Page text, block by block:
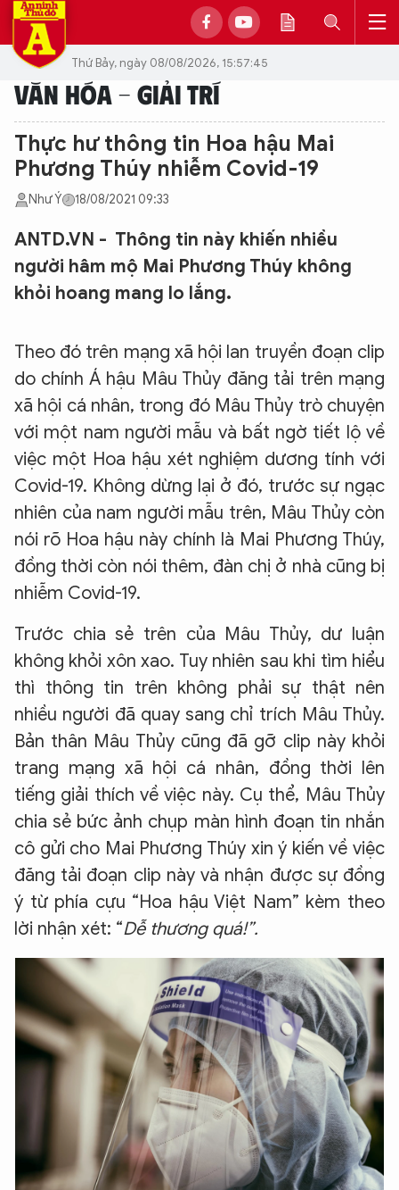
Thứ Bảy, ngày 08/08/2026, 15:57:45
VĂN HÓA - GIẢI TRÍ
Thực hư thông tin Hoa hậu Mai
Phương Thúy nhiễm Covid-19
Như Ý 18/08/2021 09:33
ANTD.VN - Thông tin này khiến nhiều
người hâm mộ Mai Phương Thúy không
khỏi hoang mang lo lắng.
Theo đó trên mạng xã hội lan truyền đoạn clip
do chính Á hậu Mâu Thủy đăng tải trên mạng
xã hội cá nhân, trong đó Mâu Thủy trò chuyện
với một nam người mẫu và bất ngờ tiết lộ về
việc một Hoa hậu xét nghiệm dương tính với
Covid-19. Không dừng lại ở đó, trước sự ngạc
nhiên của nam người mẫu trên, Mâu Thủy còn
nói rõ Hoa hậu này chính là Mai Phương Thúy,
đồng thời còn nói thêm, đàn chị ở nhà cũng bị
nhiễm Covid-19.
Trước chia sẻ trên của Mâu Thủy, dư luận
không khỏi xôn xao. Tuy nhiên sau khi tìm hiểu
thì thông tin trên không phải sự thật nên
nhiều người đã quay sang chỉ trích Mâu Thủy.
Bản thân Mâu Thủy cũng đã gỡ clip này khỏi
trang mạng xã hội cá nhân, đồng thời lên
tiếng giải thích về việc này. Cụ thể, Mâu Thủy
chia sẻ bức ảnh chụp màn hình đoạn tin nhắn
cô gửi cho Mai Phương Thúy xin ý kiến về việc
đăng tải đoạn clip này và nhận được sự đồng
ý từ phía cựu “Hoa hậu Việt Nam” kèm theo
lời nhận xét: “Dễ thương quá!”.